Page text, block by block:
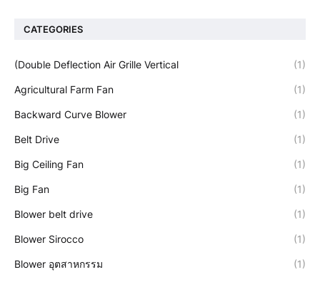
CATEGORIES
(Double Deflection Air Grille Vertical (1)
Agricultural Farm Fan (1)
Backward Curve Blower (1)
Belt Drive (1)
Big Ceiling Fan (1)
Big Fan (1)
Blower belt drive (1)
Blower Sirocco (1)
Blower อุตสาหกรรม (1)